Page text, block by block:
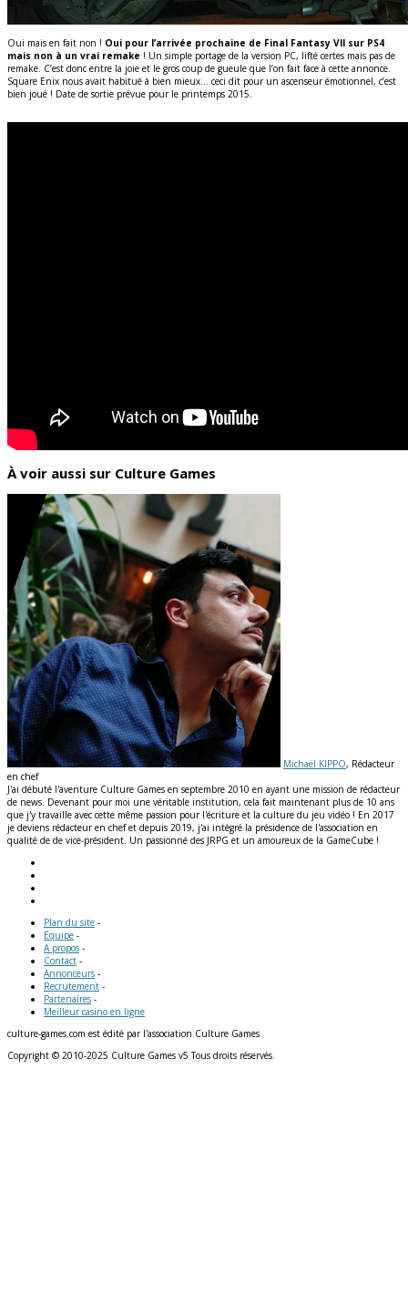
Oui mais en fait non ! Oui pour l’arrivée prochaine de Final Fantasy VII sur PS4
mais non à un vrai remake ! Un simple portage de la version PC, lifté certes mais pas de
remake. C’est donc entre la joie et le gros coup de gueule que l’on fait face à cette annonce.
Square Enix nous avait habitué à bien mieux… ceci dit pour un ascenseur émotionnel, c’est
bien joué ! Date de sortie prévue pour le printemps 2015.
À voir aussi sur Culture Games
Michaël KIPPO, Rédacteur
en chef
J'ai débuté l'aventure Culture Games en septembre 2010 en ayant une mission de rédacteur
de news. Devenant pour moi une véritable institution, cela fait maintenant plus de 10 ans
que j'y travaille avec cette même passion pour l'écriture et la culture du jeu vidéo ! En 2017
je deviens rédacteur en chef et depuis 2019, j'ai intégré la présidence de l'association en
qualité de de vice-président. Un passionné des JRPG et un amoureux de la GameCube !
Plan du site -
Equipe -
A propos -
Contact -
Annonceurs -
Recrutement -
Partenaires -
Meilleur casino en ligne
culture-games.com est édité par l'association Culture Games
Copyright © 2010-2025 Culture Games v5 Tous droits réservés.